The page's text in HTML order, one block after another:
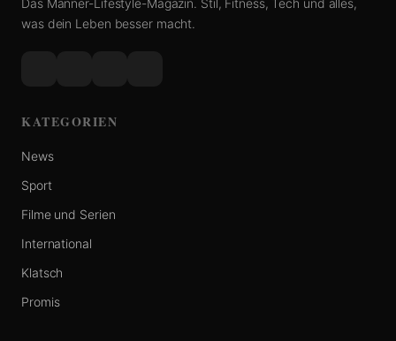
Das Männer-Lifestyle-Magazin. Stil, Fitness, Tech und alles,
was dein Leben besser macht.
KATEGORIEN
News
Sport
Filme und Serien
International
Klatsch
Promis